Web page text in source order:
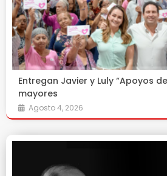
Entregan Javier y Luly “Apoyos
mayores
Agosto 4, 2026